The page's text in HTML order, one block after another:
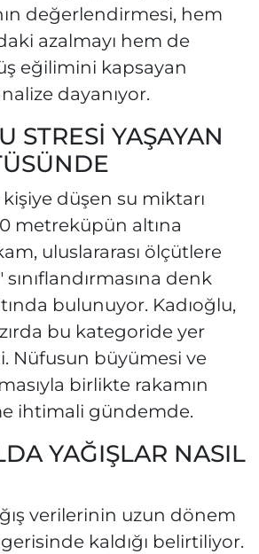
değerlendirmesi, hem
azalmayı hem de
eğilimini kapsayan
dayanıyor.
STRESİ YAŞAYAN
kişiye düşen su miktarı
metreküpün altına
uluslararası ölçütlere
denk
bulunuyor. Kadıoğlu,
bu kategoride yer
Nüfusun büyümesi ve
birlikte rakamın
ihtimali gündemde.
YAĞIŞLAR NASIL
verilerinin uzun dönem
kaldığı belirtiliyor.